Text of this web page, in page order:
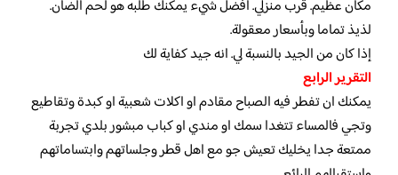
مكان عظيم. قرب منزلي. أفضل شيء يمكنك طلبه هو لحم الضأن.
لذيذ تماما وبأسعار معقولة.
إذا كان من الجيد بالنسبة لي. انه جيد كفاية لك
التقرير الرابع
يمكنك ان تفطر فيه الصباح مقادم او اكلات شعبية او كبدة وتقاطيع
وتجي فالمساء تتغدا سمك او مندي او كباب مبشور بلدي تجربة
ممتعة جدا يخليك تعيش جو مع اهل قطر وجلساتهم وابتساماتهم